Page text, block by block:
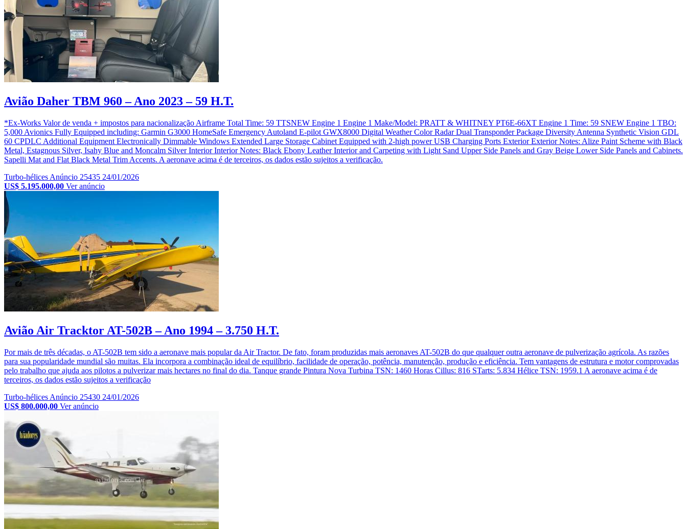
Avião Daher TBM 960 – Ano 2023 – 59 H.T.
*Ex-Works Valor de venda + impostos para nacionalização Airframe Total Time: 59 TTSNEW Engine 1 Engine 1 Make/Model: PRATT & WHITNEY PT6E-66XT Engine 1 Time: 59 SNEW Engine 1 TBO:
5,000 Avionics Fully Equipped including: Garmin G3000 HomeSafe Emergency Autoland E-pilot GWX8000 Digital Weather Color Radar Dual Transponder Package Diversity Antenna Synthetic Vision GDL
60 CPDLC Additional Equipment Electronically Dimmable Windows Extended Large Storage Cabinet Equipped with 2-high power USB Charging Ports Exterior Exterior Notes: Alize Paint Scheme with Black
Metal, Estagnous Silver, Isahy Blue and Moncalm Silver Interior Interior Notes: Black Ebony Leather Interior and Carpeting with Light Sand Upper Side Panels and Gray Beige Lower Side Panels and Cabinets.
Sapelli Mat and Flat Black Metal Trim Accents. A aeronave acima é de terceiros, os dados estão sujeitos a verificação.
Turbo-hélices Anúncio 25435 24/01/2026
US$ 5.195.000,00 Ver anúncio
Avião Air Tracktor AT-502B – Ano 1994 – 3.750 H.T.
Por mais de três décadas, o AT-502B tem sido a aeronave mais popular da Air Tractor. De fato, foram produzidas mais aeronaves AT-502B do que qualquer outra aeronave de pulverização agrícola. As razões
para sua popularidade mundial são muitas. Ela incorpora a combinação ideal de equilíbrio, facilidade de operação, potência, manutenção, produção e eficiência. Tem vantagens de estrutura e motor comprovadas
pelo trabalho que ajuda aos pilotos a pulverizar mais hectares no final do dia. Tanque grande Pintura Nova Turbina TSN: 1460 Horas Cillus: 816 STarts: 5.834 Hélice TSN: 1959.1 A aeronave acima é de
terceiros, os dados estão sujeitos a verificação
Turbo-hélices Anúncio 25430 24/01/2026
US$ 800.000,00 Ver anúncio